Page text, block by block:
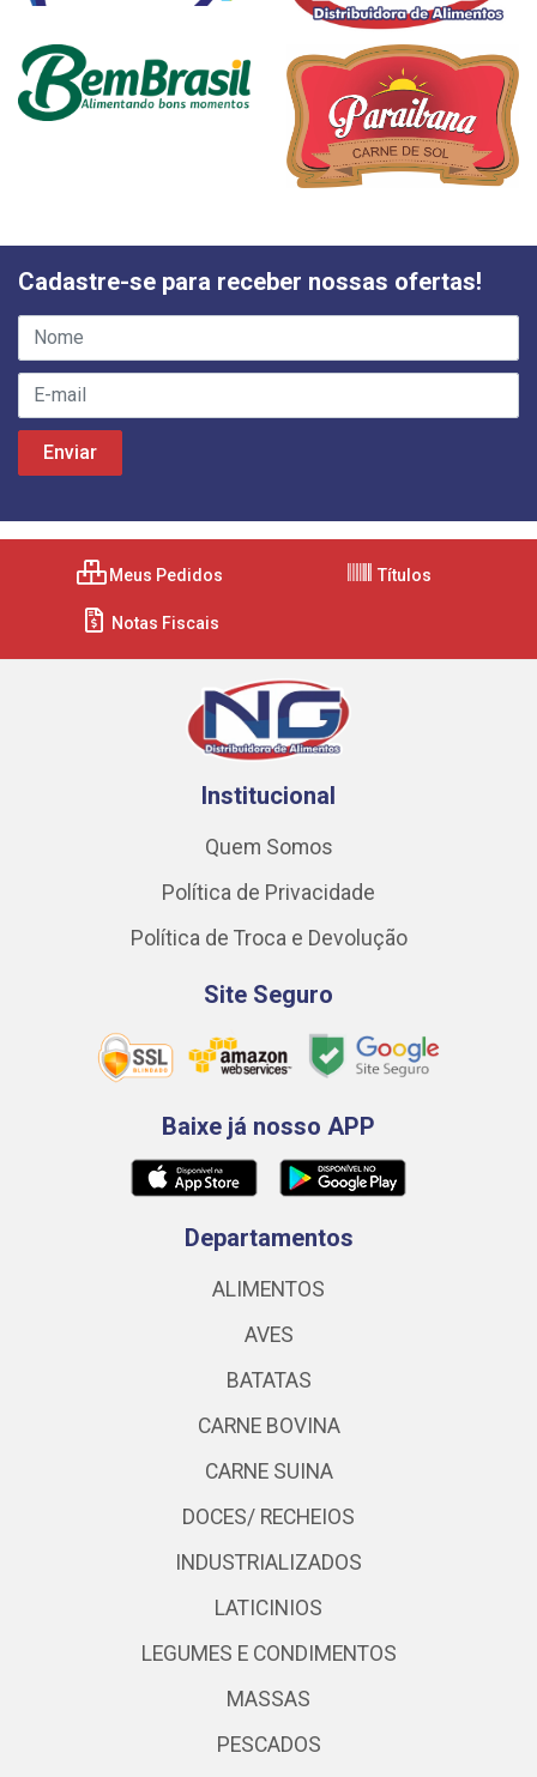
Cadastre-se para receber nossas ofertas!
Meus Pedidos Títulos
Notas Fiscais
Institucional
Quem Somos
Política de Privacidade
Política de Troca e Devolução
Site Seguro
Baixe já nosso APP
Departamentos
ALIMENTOS
AVES
BATATAS
CARNE BOVINA
CARNE SUINA
DOCES/ RECHEIOS
INDUSTRIALIZADOS
LATICINIOS
LEGUMES E CONDIMENTOS
MASSAS
PESCADOS